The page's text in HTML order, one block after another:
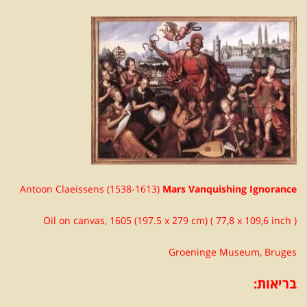
Antoon Claeissens (1538-1613) Mars Vanquishing Ignorance
Oil on canvas, 1605 (197.5 x 279 cm) ( 77,8 x 109,6 inch )
Groeninge Museum, Bruges
בריאות: